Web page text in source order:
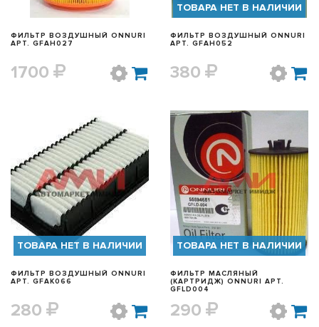
ФИЛЬТР ВОЗДУШНЫЙ ONNURI
АРТ. GFAH027
1700
ТОВАРА НЕТ В НАЛИЧИИ
ФИЛЬТР ВОЗДУШНЫЙ ONNURI
АРТ. GFAH052
380
БЫСТРЫЙ ПРОСМОТР
ТОВАРА НЕТ В НАЛИЧИИ
ФИЛЬТР ВОЗДУШНЫЙ ONNURI
АРТ. GFAK066
280
БЫСТРЫЙ ПРОСМОТР
ТОВАРА НЕТ В НАЛИЧИИ
ФИЛЬТР МАСЛЯНЫЙ
(КАРТРИДЖ) ONNURI АРТ.
GFLD004
290